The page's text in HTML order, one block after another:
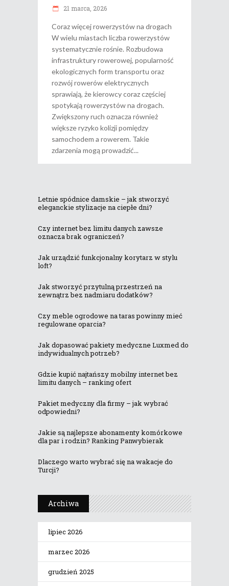
21 marca, 2026
Coraz więcej rowerzystów na drogach
W wielu miastach liczba rowerzystów
systematycznie rośnie. Rozbudowa
infrastruktury rowerowej, popularność
ekologicznych form transportu oraz
rozwój rowerów elektrycznych
sprawiają, że kierowcy coraz częściej
spotykają rowerzystów na drogach.
Zwiększony ruch oznacza również
większe ryzyko kolizji pomiędzy
samochodem a rowerem. Takie
zdarzenia mogą prowadzić
Letnie spódnice damskie – jak stworzyć
eleganckie stylizacje na ciepłe dni?
Czy internet bez limitu danych zawsze
oznacza brak ograniczeń?
Jak urządzić funkcjonalny korytarz w stylu
loft?
Jak stworzyć przytulną przestrzeń na
zewnątrz bez nadmiaru dodatków?
Czy meble ogrodowe na taras powinny mieć
regulowane oparcia?
Jak dopasować pakiety medyczne Luxmed do
indywidualnych potrzeb?
Gdzie kupić najtańszy mobilny internet bez
limitu danych – ranking ofert
Pakiet medyczny dla firmy – jak wybrać
odpowiedni?
Jakie są najlepsze abonamenty komórkowe
dla par i rodzin? Ranking Panwybierak
Dlaczego warto wybrać się na wakacje do
Turcji?
Archiwa
lipiec 2026
marzec 2026
grudzień 2025